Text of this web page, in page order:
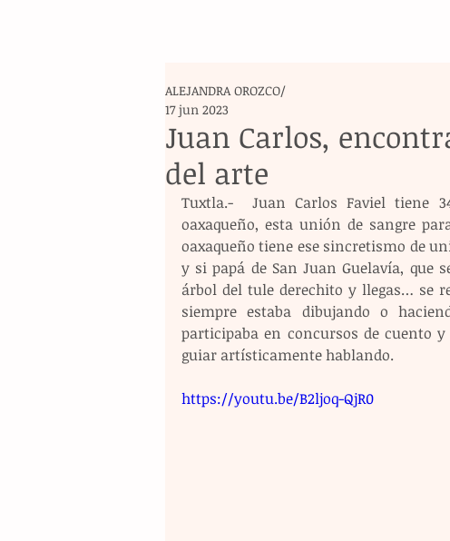
Juan Carlos,
del arte
ALEJANDRA OROZCO/
17 jun 2023
Tuxtla.-  Juan Carlos Faviel tiene
oaxaqueño, esta unión de sangre
oaxaqueño tiene ese sincretismo de
y si papá de San Juan Guelavía, que
árbol del tule derechito y llegas… se
siempre estaba dibujando o
participaba en concursos de cuento
guiar artísticamente hablando.
https://youtu.be/B2ljoq-QjR0